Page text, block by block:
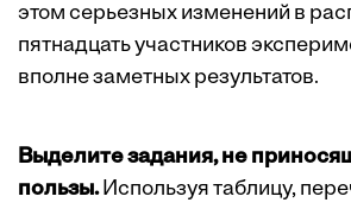
этом серьезных изменений в
пятнадцать участников
вполне заметных результатов.
Выделите задания, не
пользы.Используя таблицу,